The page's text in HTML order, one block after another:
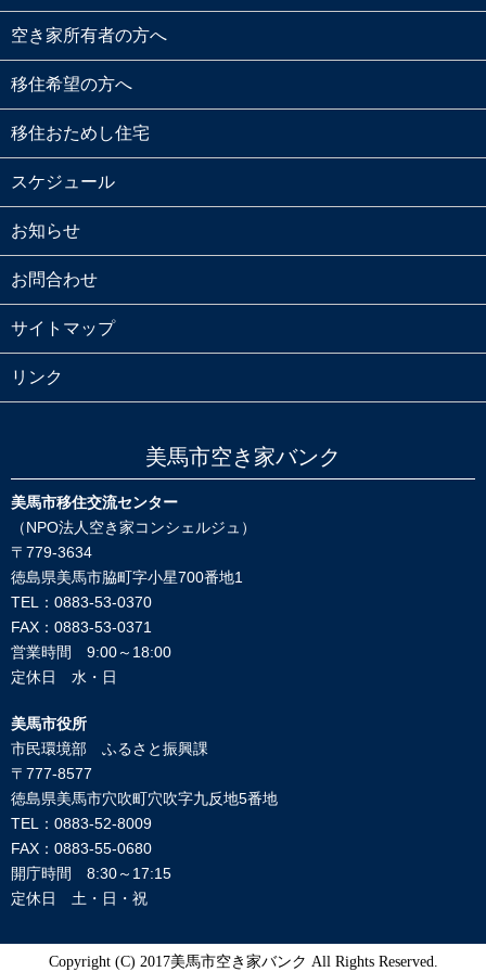
空き家所有者の方へ
移住希望の方へ
移住おためし住宅
スケジュール
お知らせ
お問合わせ
サイトマップ
リンク
美馬市空き家バンク
美馬市移住交流センター
（NPO法人空き家コンシェルジュ）
〒779-3634
徳島県美馬市脇町字小星700番地1
TEL：0883-53-0370
FAX：0883-53-0371
営業時間 9:00～18:00
定休日 水・日
美馬市役所
市民環境部 ふるさと振興課
〒777-8577
徳島県美馬市穴吹町穴吹字九反地5番地
TEL：0883-52-8009
FAX：0883-55-0680
開庁時間 8:30～17:15
定休日 土・日・祝
Copyright (C) 2017美馬市空き家バンク All Rights Reserved.